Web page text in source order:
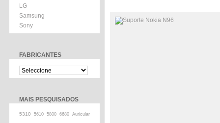
LG
Samsung
Sony
FABRICANTES
MAIS PESQUISADOS
5310 5610 5800 6680 Auricular